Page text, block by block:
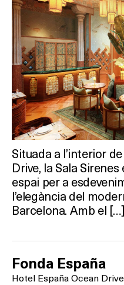
Situada a l’interior
Drive, la Sala
espai per a
l’elegància del
Barcelona. Amb el […]
Fonda España
Hotel España Ocean Drive